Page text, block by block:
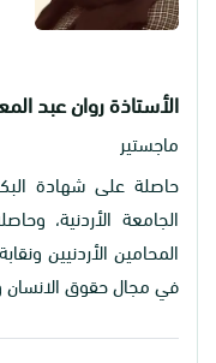
الأستاذة روان عبد
ماجستير
حاصلة على شهادة
الجامعة الأردنية،
المحامين الأردنيين
في مجال حقوق الانسان